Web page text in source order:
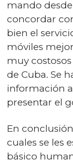
mando desde
concordar
bien el
móviles
muy
de Cuba. Se
información
presentar el
En
cuales se les
básico